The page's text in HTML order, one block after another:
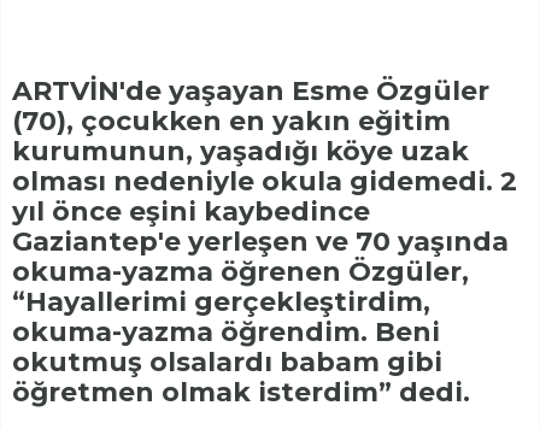
ARTVİN'de yaşayan Esme Özgüler
(70), çocukken en yakın eğitim
kurumunun, yaşadığı köye uzak
olması nedeniyle okula gidemedi. 2
yıl önce eşini kaybedince
Gaziantep'e yerleşen ve 70 yaşında
okuma-yazma öğrenen Özgüler,
“Hayallerimi gerçekleştirdim,
okuma-yazma öğrendim. Beni
okutmuş olsalardı babam gibi
öğretmen olmak isterdim” dedi.